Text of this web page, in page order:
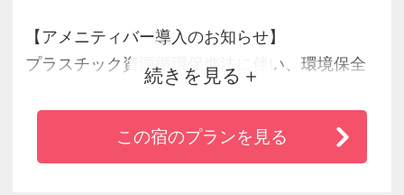
【アメニティバー導入のお知らせ】
プラスチック資源循環促進法に伴い、環境保全
への取り組みの一環として、今までお部屋にご
用意していたアメニティ類をフロント前にてご
提供いたします。
続きを見る
この宿のプランを見る